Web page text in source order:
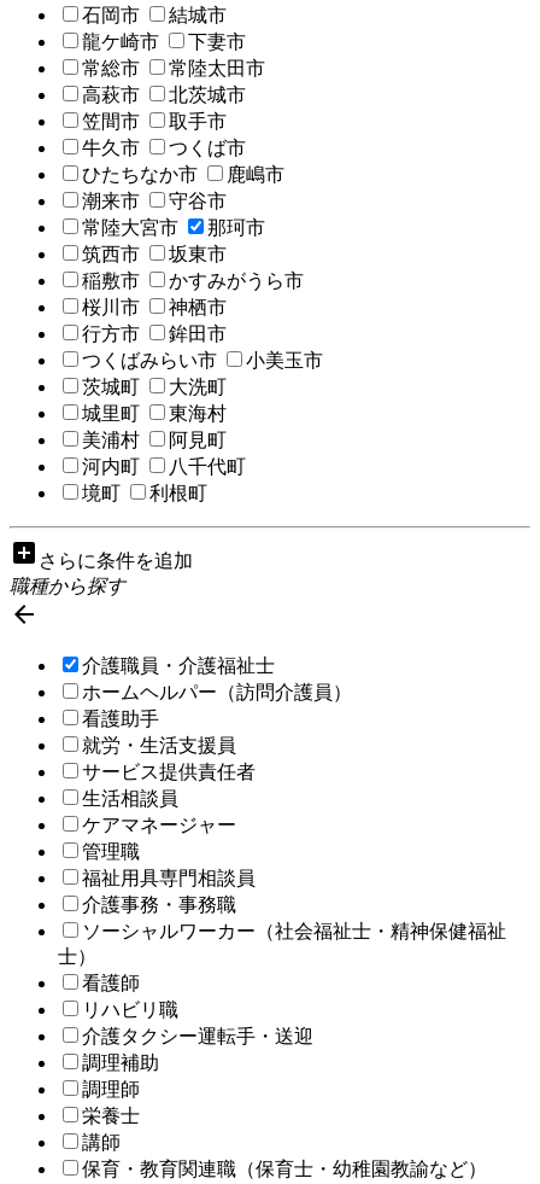
石岡市
結城市
龍ケ崎市
下妻市
常総市
常陸太田市
高萩市
北茨城市
笠間市
取手市
牛久市
つくば市
ひたちなか市
鹿嶋市
潮来市
守谷市
常陸大宮市
那珂市
筑西市
坂東市
稲敷市
かすみがうら市
桜川市
神栖市
行方市
鉾田市
つくばみらい市
小美玉市
茨城町
大洗町
城里町
東海村
美浦村
阿見町
河内町
八千代町
境町
利根町
add_box さらに条件を追加
職種から探す

介護職員・介護福祉士
ホームヘルパー（訪問介護員）
看護助手
就労・生活支援員
サービス提供責任者
生活相談員
ケアマネージャー
管理職
福祉用具専門相談員
介護事務・事務職
ソーシャルワーカー（社会福祉士・精神保健福祉
士）
看護師
リハビリ職
介護タクシー運転手・送迎
調理補助
調理師
栄養士
講師
保育・教育関連職（保育士・幼稚園教諭など）